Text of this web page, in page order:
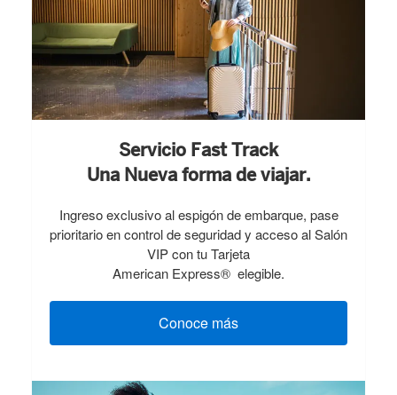
Servicio Fast Track
Una Nueva forma de viajar.
Ingreso exclusivo al espigón de embarque, pase
prioritario en control de seguridad y acceso al Salón
VIP con tu Tarjeta
American Express® elegible.
Conoce más